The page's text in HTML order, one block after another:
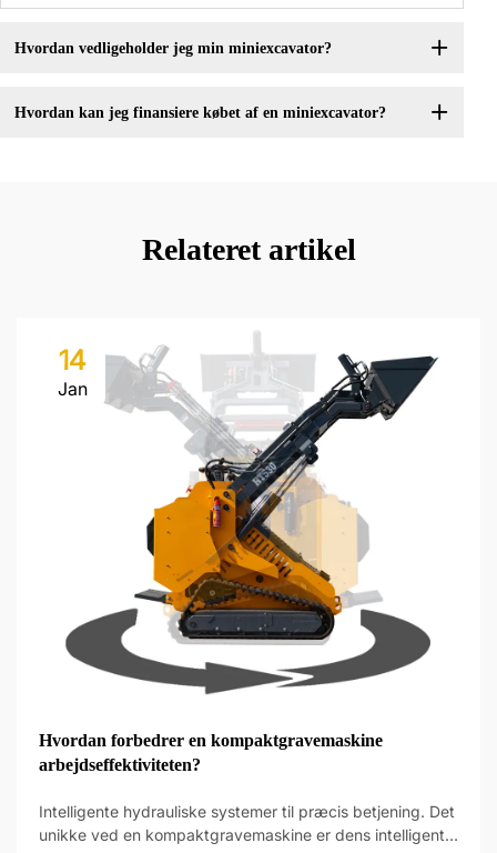
Hvordan vedligeholder jeg min miniexcavator?
Hvordan kan jeg finansiere købet af en miniexcavator?
Relateret artikel
14
Jan
Hvordan forbedrer en kompaktgravemaskine
arbejdseffektiviteten?
Intelligente hydrauliske systemer til præcis betjening. Det
unikke ved en kompaktgravemaskine er dens intelligente